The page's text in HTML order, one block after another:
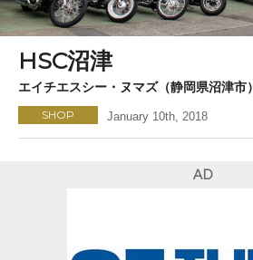
HSC沼津
エイチエスシー・ヌマズ（静岡県沼津市）
SHOP January 10th, 2018
AD